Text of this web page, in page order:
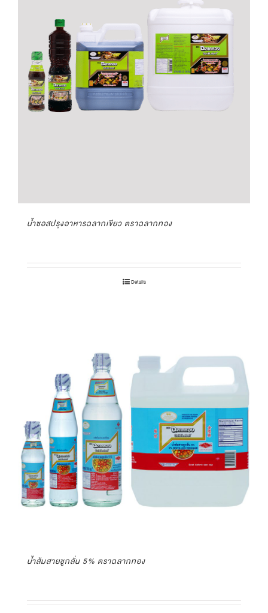
น้ำซอสปรุงอาหารฉลากเขียว ตราฉลากทอง
Details
น้ำส้มสายชูกลั่น 5% ตราฉลากทอง